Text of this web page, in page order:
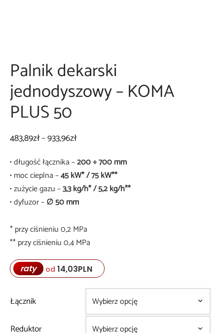
Palnik dekarski
jednodyszowy – KOMA
PLUS 50
483,89zł–933,96złZakres
483,89zł
do
933,96zł
• długość łącznika –200 ÷ 700 mm
• moc cieplna –45 kW* / 75 kW**
• zużycie gazu –3,3 kg/h* / 5,2 kg/h**
• dyfuzor –∅ 50 mm
* przy ciśnieniu 0,2 MPa
** przy ciśnieniu 0,4 MPa
raty od 14,03PLN
Łącznik
Reduktor
zakładkowe
do lutowania
do transportu butli
do papy